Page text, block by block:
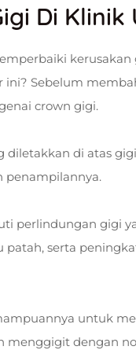
Di
Sebelum
crown gigi.
di atas
penampilannya.
perlindungan gigi
serta
untuk
menggigit dengan